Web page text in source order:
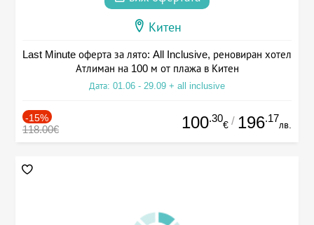
Китен
Last Minute оферта за лято: All Inclusive, реновиран хотел
Атлиман на 100 м от плажа в Китен
Дата: 01.06 - 29.09 + all inclusive
-15%
118.00€ 100.30
€ / 196.17
лв.